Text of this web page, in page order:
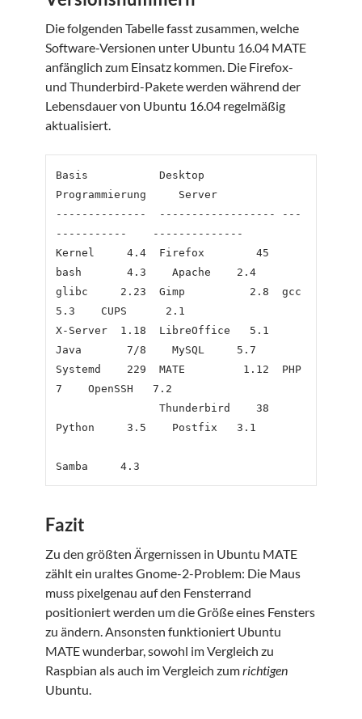
Die folgenden Tabelle fasst zusammen, welche
Software-Versionen unter Ubuntu 16.04 MATE
anfänglich zum Einsatz kommen. Die Firefox-
und Thunderbird-Pakete werden während der
Lebensdauer von Ubuntu 16.04 regelmäßig
aktualisiert.
Basis           Desktop
Programmierung     Server
--------------  ------------------ ---
-----------    --------------
Kernel     4.4  Firefox        45
bash       4.3    Apache    2.4
glibc     2.23  Gimp          2.8  gcc
5.3    CUPS      2.1
X-Server  1.18  LibreOffice   5.1
Java       7/8    MySQL     5.7
Systemd    229  MATE         1.12  PHP
7    OpenSSH   7.2
Python     3.5    Postfix   3.1
Fazit
Zu den größten Ärgernissen in Ubuntu MATE
zählt ein uraltes Gnome-2-Problem: Die Maus
muss pixelgenau auf den Fensterrand
positioniert werden um die Größe eines Fensters
zu ändern. Ansonsten funktioniert Ubuntu
MATE wunderbar, sowohl im Vergleich zu
Raspbian als auch im Vergleich zumrichtigen
Ubuntu.